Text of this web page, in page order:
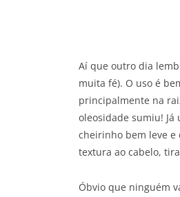
Aí que outro dia
muita fé). O uso é
principalmente na
oleosidade sumiu!
cheirinho bem leve e
textura ao cabelo,
Óbvio que ninguém